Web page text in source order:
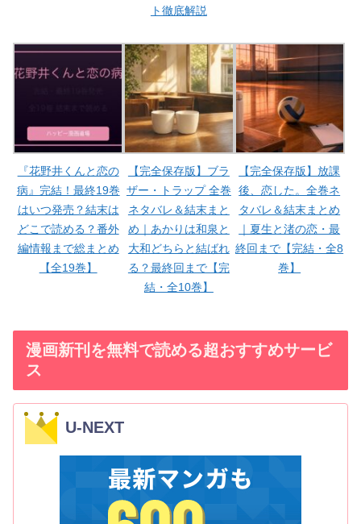
ト徹底解説
『花野井くんと恋の
病』完結！最終19巻
はいつ発売？結末は
どこで読める？番外
編情報まで総まとめ
【全19巻】
【完全保存版】ブラ
ザー・トラップ 全巻
ネタバレ＆結末まと
め｜あかりは和泉と
大和どちらと結ばれ
る？最終回まで【完
結・全10巻】
【完全保存版】放課
後、恋した。全巻ネ
タバレ＆結末まとめ
｜夏生と渚の恋・最
終回まで【完結・全8
巻】
漫画新刊を無料で読める超おすすめサービ
ス
U-NEXT